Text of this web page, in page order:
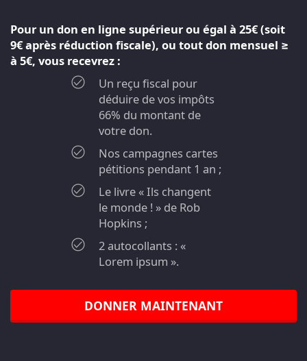
Pour un don en ligne supérieur ou égal à 25€ (soit
9€ après réduction fiscale), ou tout don mensuel ≥
à 5€, vous recevrez :
Un reçu fiscal pour
déduire de vos impôts
66% du montant de
votre don.
Nos campagnes cartes
pétitions pendant 1 an ;
Le livre « Ils changent
le monde ! » de Rob
Hopkins ;
2 autocollants : «
Lorem ipsum ».
DONNER MAINTENANT